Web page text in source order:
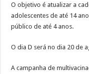
O objetivo é atualizar a
adolescentes de até 14
público de até 4 anos.
O dia D será no dia 20 de
A campanha de